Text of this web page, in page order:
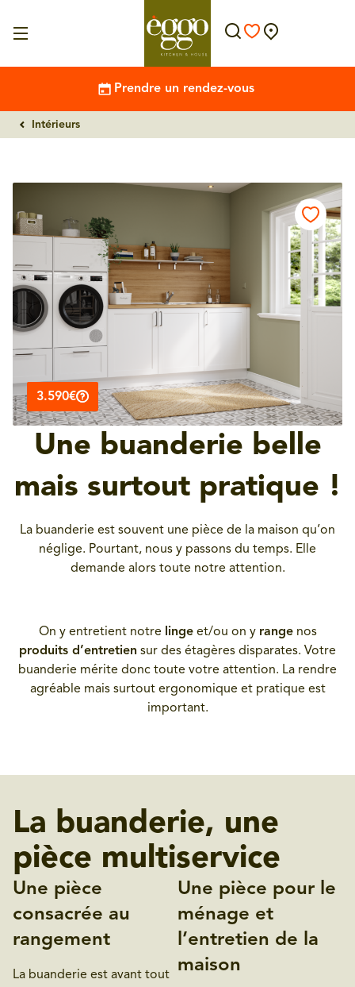
Prendre un rendez-vous
Intérieurs
3.590€
Une buanderie belle
mais surtout pratique !
La buanderie est souvent une pièce de la maison qu’on
néglige. Pourtant, nous y passons du temps. Elle
demande alors toute notre attention.
On y entretient notre lingeet/ou on y rangenos
produits d’entretien sur des étagères disparates. Votre
buanderie mérite donc toute votre attention. La rendre
agréable mais surtout ergonomique et pratique est
important.
La buanderie, une
pièce multiservice
Une pièce
consacrée au
rangement
La buanderie est avant tout
Une pièce pour le
ménage et
l’entretien de la
maison